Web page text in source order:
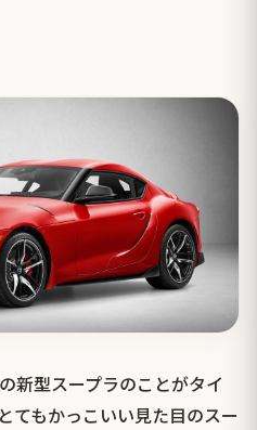
新型スープラのことがタイ
てもかっこいい見た目のスー